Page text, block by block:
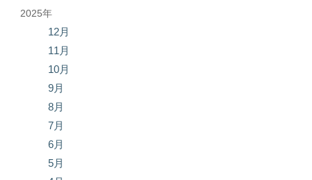
2025年
12月
11月
10月
9月
8月
7月
6月
5月